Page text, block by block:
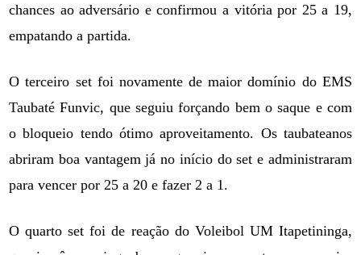
chances ao adversário e confirmou a vitória por 25 a 19,
empatando a partida.
O terceiro set foi novamente de maior domínio do EMS
Taubaté Funvic, que seguiu forçando bem o saque e com
o bloqueio tendo ótimo aproveitamento. Os taubateanos
abriram boa vantagem já no início do set e administraram
para vencer por 25 a 20 e fazer 2 a 1.
O quarto set foi de reação do Voleibol UM Itapetininga,